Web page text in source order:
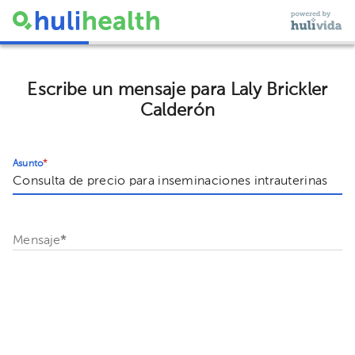
Escribe un mensaje para Laly Brickler
Calderón
Asunto*
Mensaje*